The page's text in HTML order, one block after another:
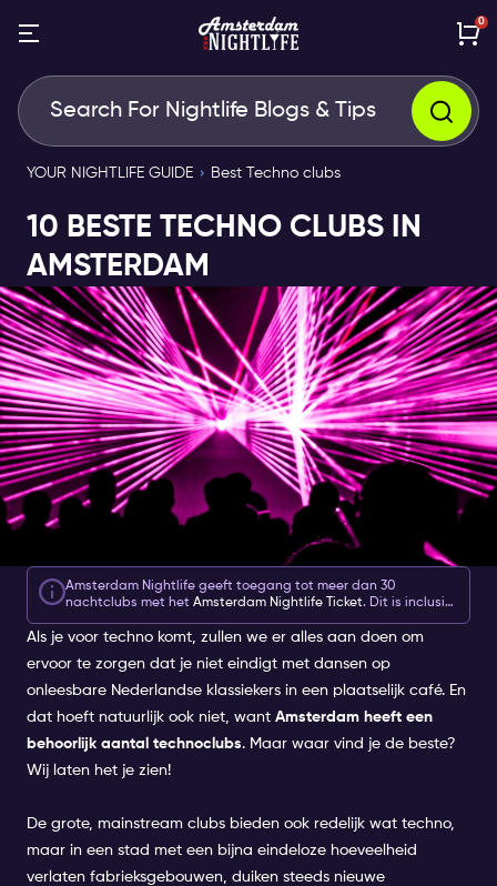
0
YOUR NIGHTLIFE GUIDE Best Techno clubs
10 BESTE TECHNO CLUBS IN
AMSTERDAM
Amsterdam Nightlife geeft toegang tot meer dan 30
nachtclubs met het Amsterdam Nightlife Ticket. Dit is inclusief
Amsterdam, verschillende belevingen en extra's voor slechts
Als je voor techno komt, zullen we er alles aan doen om
ervoor te zorgen dat je niet eindigt met dansen op
onleesbare Nederlandse klassiekers in een plaatselijk café. En
dat hoeft natuurlijk ook niet, want Amsterdam heeft een
behoorlijk aantal technoclubs. Maar waar vind je de beste?
Wij laten het je zien!
De grote, mainstream clubs bieden ook redelijk wat techno,
maar in een stad met een bijna eindeloze hoeveelheid
verlaten fabrieksgebouwen, duiken steeds nieuwe